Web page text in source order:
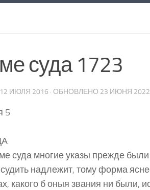
суда 1723
12 ИЮЛЯ 2016 · ОБНОВЛЕНО 23 ИЮНЯ 2022
5
суда многие указы прежде
надлежит, тому форма
какого б оныя звания ни были,